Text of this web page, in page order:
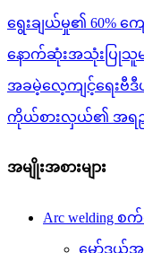
ရွေးချယ်မှု၏ 60% ကျေ
နောက်ဆုံးအသုံးပြုသူမ
အခမဲ့လေ့ကျင့်ရေးဗီ
ကိုယ်စားလှယ်၏ အရည်
အမျိုးအစားများ
Arc welding စ
မော်ဒယ်အ